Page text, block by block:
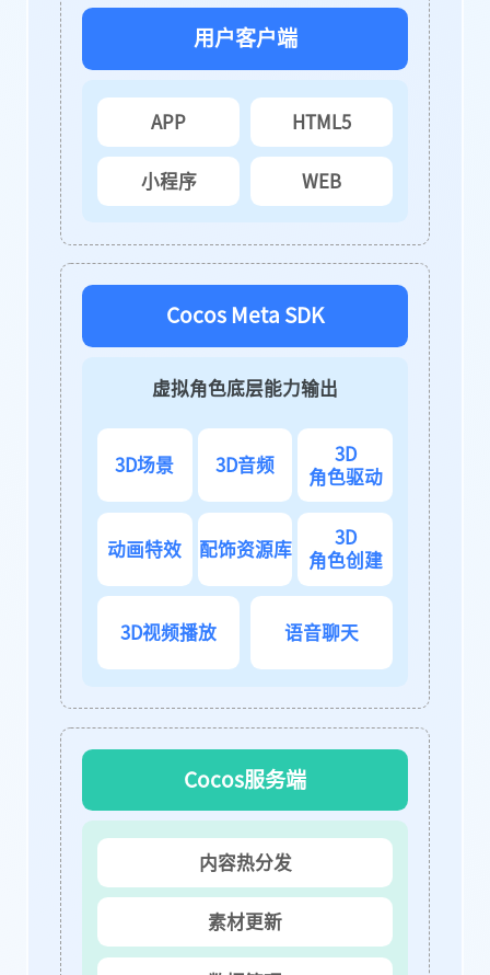
用户客户端
APP HTML5
小程序 WEB
Cocos Meta SDK
虚拟角色底层能力输出
3D场景 3D音频
3D
角色驱动
动画特效 配饰资源库
3D
角色创建
3D视频播放 语音聊天
Cocos服务端
内容热分发
素材更新